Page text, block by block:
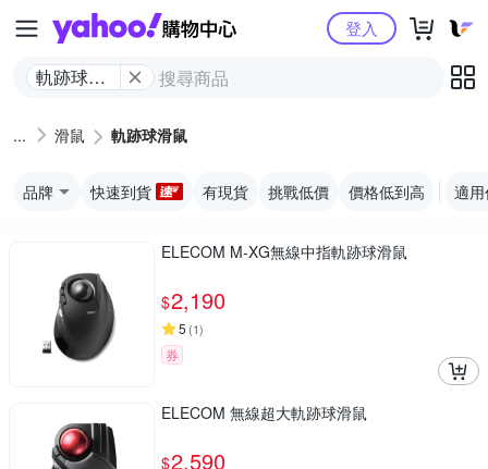
Yahoo購物中心
軌跡球滑
登入
滑鼠 軌跡球滑鼠
品牌 快速到貨 有現貨 挑戰低價 價格低到高 適
ELECOM M-XG無線中指軌跡球滑鼠
$2,190
5 (1)
券
ELECOM 無線超大軌跡球滑鼠
$2,590